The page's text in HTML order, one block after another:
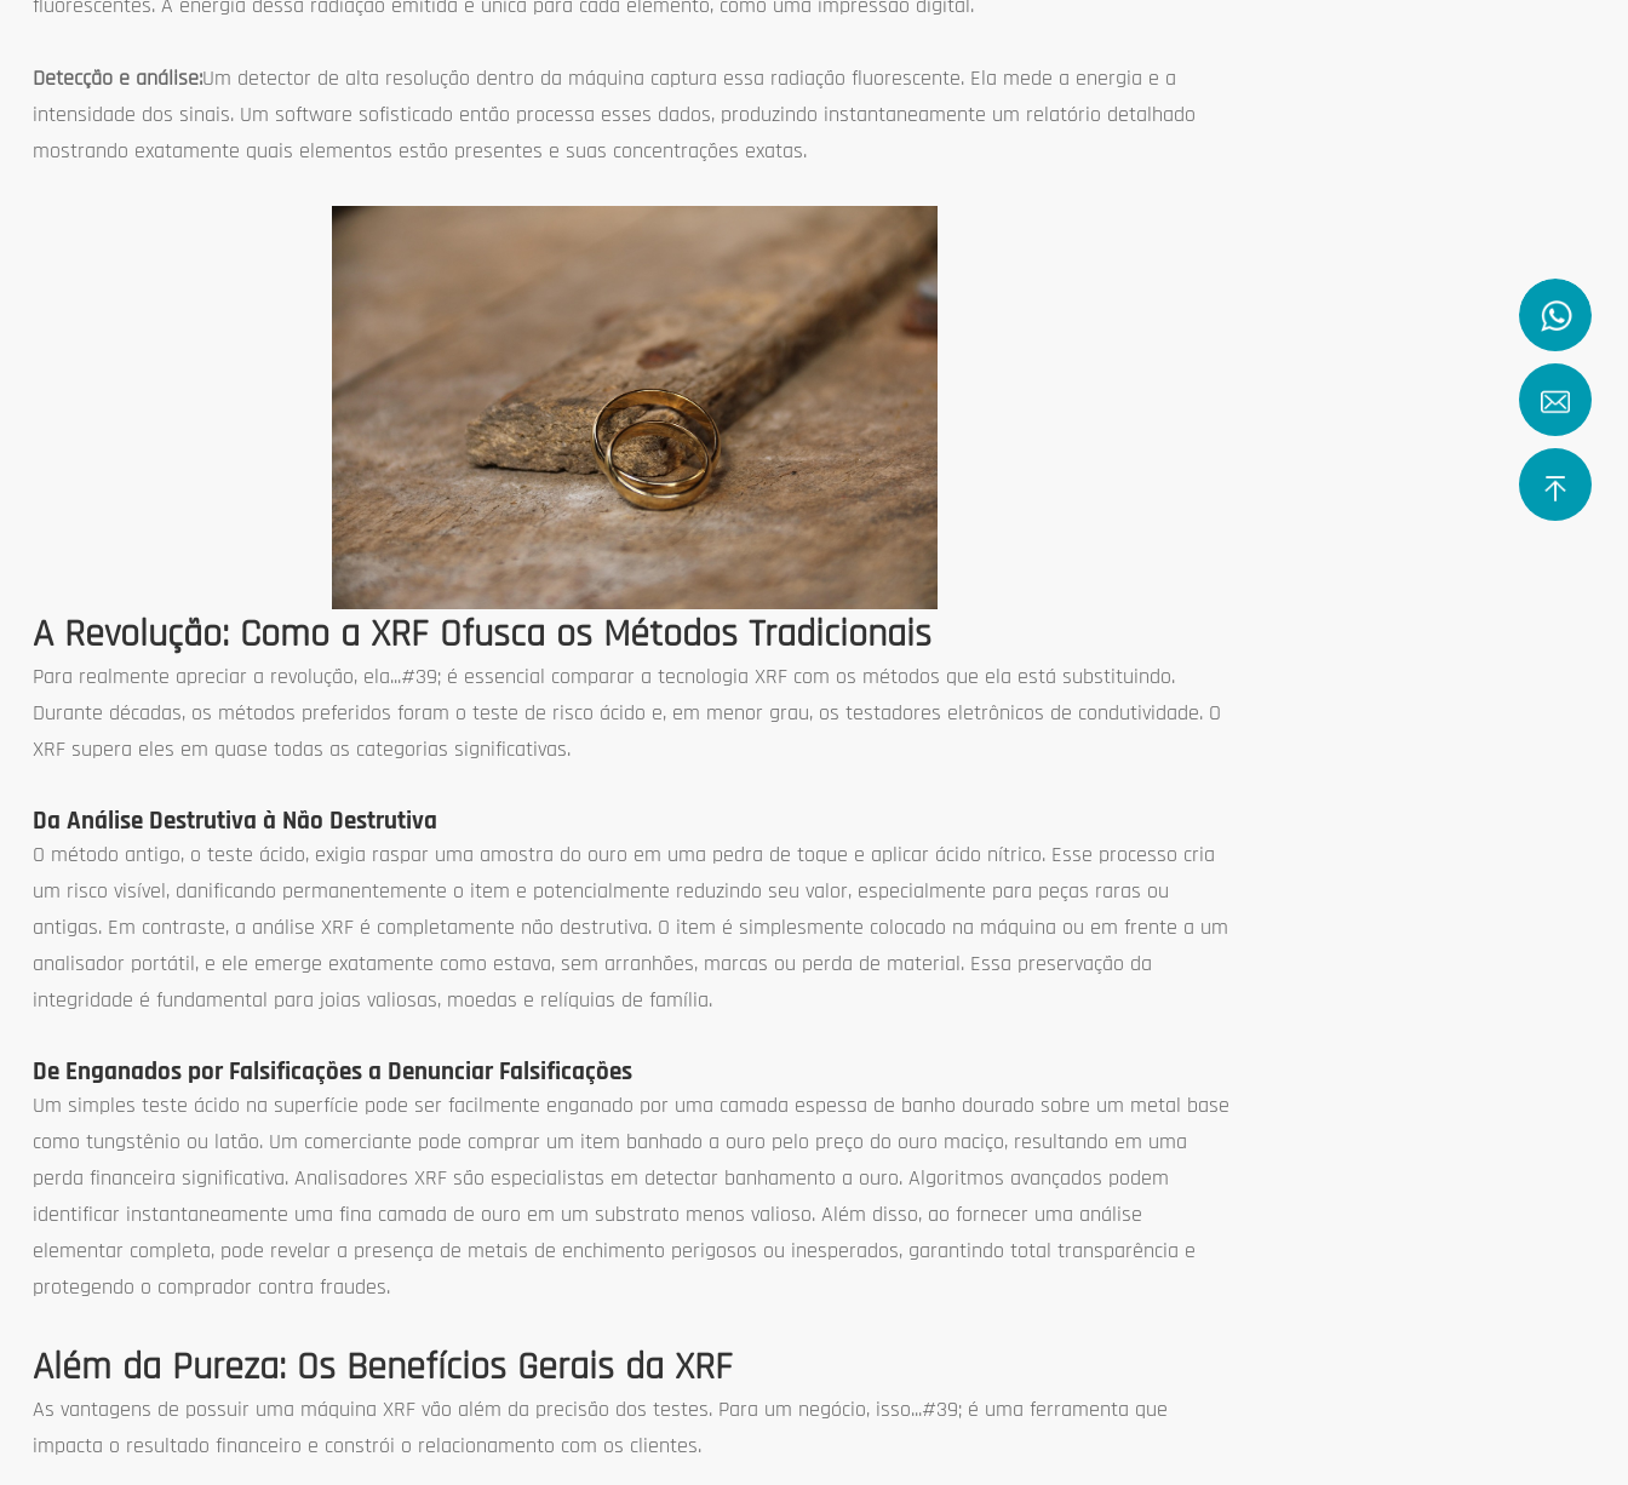
Detecção e análise:Um detector de alta resolução dentro da máquina captura essa radiação fluorescente. Ela mede a energia e a
intensidade dos sinais. Um software sofisticado então processa esses dados, produzindo instantaneamente um relatório detalhado
mostrando exatamente quais elementos estão presentes e suas concentrações exatas.
A Revolução: Como a XRF Ofusca os Métodos Tradicionais
Para realmente apreciar a revolução, ela...#39; é essencial comparar a tecnologia XRF com os métodos que ela está substituindo.
Durante décadas, os métodos preferidos foram o teste de risco ácido e, em menor grau, os testadores eletrônicos de condutividade. O
XRF supera eles em quase todas as categorias significativas.
Da Análise Destrutiva à Não Destrutiva
O método antigo, o teste ácido, exigia raspar uma amostra do ouro em uma pedra de toque e aplicar ácido nítrico. Esse processo cria
um risco visível, danificando permanentemente o item e potencialmente reduzindo seu valor, especialmente para peças raras ou
antigas. Em contraste, a análise XRF é completamente não destrutiva. O item é simplesmente colocado na máquina ou em frente a um
analisador portátil, e ele emerge exatamente como estava, sem arranhões, marcas ou perda de material. Essa preservação da
integridade é fundamental para joias valiosas, moedas e relíquias de família.
De Enganados por Falsificações a Denunciar Falsificações
Um simples teste ácido na superfície pode ser facilmente enganado por uma camada espessa de banho dourado sobre um metal base
como tungstênio ou latão. Um comerciante pode comprar um item banhado a ouro pelo preço do ouro maciço, resultando em uma
perda financeira significativa. Analisadores XRF são especialistas em detectar banhamento a ouro. Algoritmos avançados podem
identificar instantaneamente uma fina camada de ouro em um substrato menos valioso. Além disso, ao fornecer uma análise
elementar completa, pode revelar a presença de metais de enchimento perigosos ou inesperados, garantindo total transparência e
protegendo o comprador contra fraudes.
Além da Pureza: Os Benefícios Gerais da XRF
As vantagens de possuir uma máquina XRF vão além da precisão dos testes. Para um negócio, isso...#39; é uma ferramenta que
impacta o resultado financeiro e constrói o relacionamento com os clientes.